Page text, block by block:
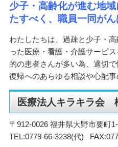
少子・高齢化が進む地
たすべく、職員一同がん
わたしたちは、過疎と少子・
った医療・看護・介護サービ
的の患者さんが多い為、適切
復帰へのあらゆる相談や心配
医療法人キラキラ会
〒912-0026 福井県大野市要町
TEL:0779-66-3238(代)